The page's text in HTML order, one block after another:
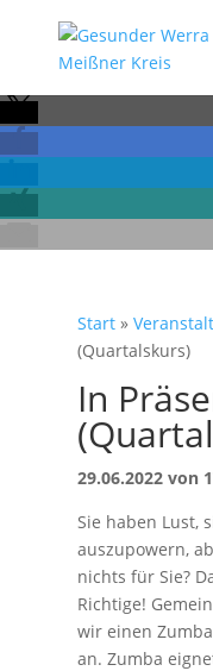
Start »
(Quartalskurs)
In
29.06.2022 von
Sie haben Lust,
auszupowern,
nichts für Sie?
Richtige!
wir einen
an. Zumba